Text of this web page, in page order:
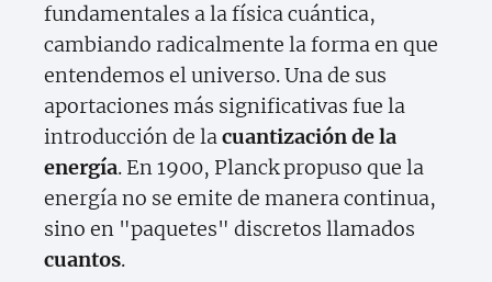
fundamentales a la física cuántica,
cambiando radicalmente la forma en que
entendemos el universo. Una de sus
aportaciones más significativas fue la
introducción de lacuantización de la
energía. En 1900, Planck propuso que la
energía no se emite de manera continua,
sino en "paquetes" discretos llamados
cuantos.